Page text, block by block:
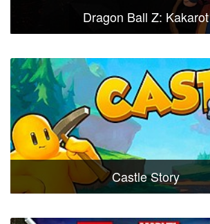
Dragon Ball Z: Kakarot
Castle Story